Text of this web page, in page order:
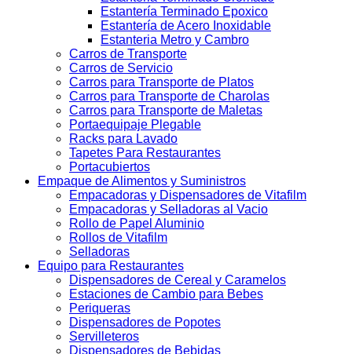
Estantería Terminado Epoxico
Estantería de Acero Inoxidable
Estanteria Metro y Cambro
Carros de Transporte
Carros de Servicio
Carros para Transporte de Platos
Carros para Transporte de Charolas
Carros para Transporte de Maletas
Portaequipaje Plegable
Racks para Lavado
Tapetes Para Restaurantes
Portacubiertos
Empaque de Alimentos y Suministros
Empacadoras y Dispensadores de Vitafilm
Empacadoras y Selladoras al Vacio
Rollo de Papel Aluminio
Rollos de Vitafilm
Selladoras
Equipo para Restaurantes
Dispensadores de Cereal y Caramelos
Estaciones de Cambio para Bebes
Periqueras
Dispensadores de Popotes
Servilleteros
Dispensadores de Bebidas